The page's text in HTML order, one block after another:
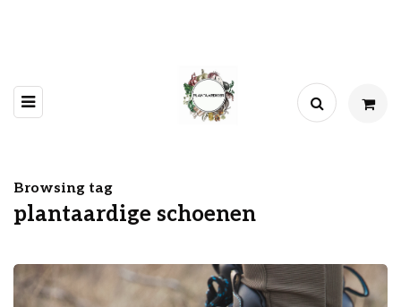
Browsing tag
plantaardige schoenen